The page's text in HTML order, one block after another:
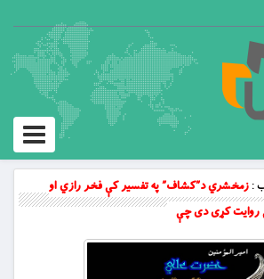
Toggle
:زمخشري د”كشاف” په تفسير كې فخر رازي او
روايت کړى دى چې